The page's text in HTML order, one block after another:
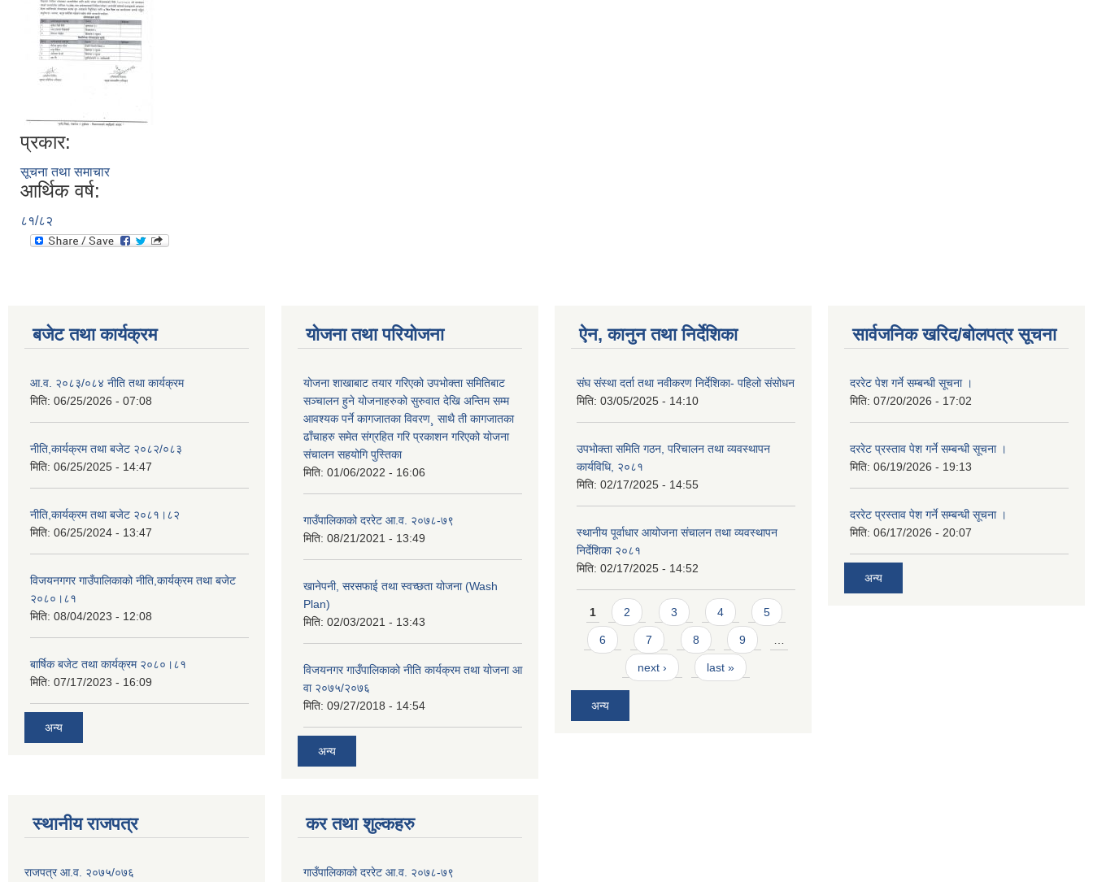
प्रकार:
सूचना तथा समाचार
आर्थिक वर्ष:
८१/८२
बजेट तथा कार्यक्रम
आ.व. २०८३/०८४ नीति तथा कार्यक्रम
मिति: 06/25/2026 - 07:08
नीति,कार्यक्रम तथा बजेट २०८२/०८३
मिति: 06/25/2025 - 14:47
नीति,कार्यक्रम तथा बजेट २०८१।८२
मिति: 06/25/2024 - 13:47
विजयनगगर गाउँपालिकाको नीति,कार्यक्रम तथा बजेट
२०८०।८१
मिति: 08/04/2023 - 12:08
बार्षिक बजेट तथा कार्यक्रम २०८०।८१
मिति: 07/17/2023 - 16:09
अन्य
योजना तथा परियोजना
योजना शाखाबाट तयार गरिएको उपभोक्ता समितिबाट
सञ्चालन हुने योजनाहरुको सुरुवात देखि अन्तिम सम्म
आवश्यक पर्ने कागजातका विवरण¸ साथै ती कागजातका
ढाँचाहरु समेत संग्रहित गरि प्रकाशन गरिएको योजना
संचालन सहयोगि पुस्तिका
मिति: 01/06/2022 - 16:06
गाउँपालिकाको दररेट आ.व. २०७८-७९
मिति: 08/21/2021 - 13:49
खानेपनी, सरसफाई तथा स्वच्छता योजना (Wash
Plan)
मिति: 02/03/2021 - 13:43
विजयनगर गाउँपालिकाको नीति कार्यक्रम तथा योजना आ
वा २०७५/२०७६
मिति: 09/27/2018 - 14:54
अन्य
ऐन, कानुन तथा निर्देशिका
संघ संस्था दर्ता तथा नवीकरण निर्देशिका- पहिलो संसोधन
मिति: 03/05/2025 - 14:10
उपभोक्ता समिति गठन, परिचालन तथा व्यवस्थापन
कार्यविधि, २०८१
मिति: 02/17/2025 - 14:55
स्थानीय पूर्वाधार आयोजना संचालन तथा व्यवस्थापन
निर्देशिका २०८१
मिति: 02/17/2025 - 14:52
Pages
1 2 3 4 5
6 7 8 9 …
next › last »
अन्य
सार्वजनिक खरिद/बोलपत्र सूचना
दररेट पेश गर्ने सम्बन्धी सूचना ।
मिति: 07/20/2026 - 17:02
दररेट प्रस्ताव पेश गर्ने सम्बन्धी सूचना ।
मिति: 06/19/2026 - 19:13
दररेट प्रस्ताव पेश गर्ने सम्बन्धी सूचना ।
मिति: 06/17/2026 - 20:07
अन्य
स्थानीय राजपत्र
राजपत्र आ.व. २०७५/०७६
कर तथा शुल्कहरु
गाउँपालिकाको दररेट आ.व. २०७८-७९